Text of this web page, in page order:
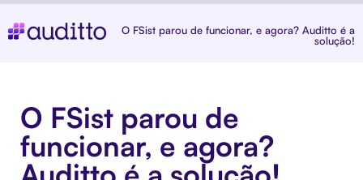
O FSist parou de funcionar, e agora? Auditto é a
solução!
O FSist parou de
funcionar, e agora?